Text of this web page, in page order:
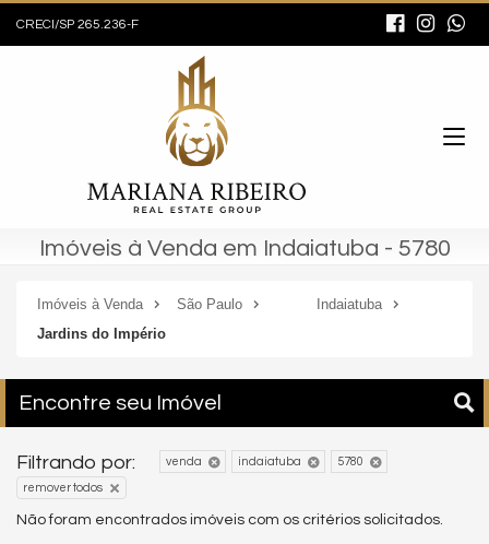
CRECI/SP 265.236-F
Imóveis à Venda em Indaiatuba - 5780
Imóveis à Venda São Paulo
Indaiatuba
Jardins do Império
Encontre seu Imóvel
Filtrando por: venda indaiatuba 5780
remover todos
Não foram encontrados imóveis com os critérios solicitados.